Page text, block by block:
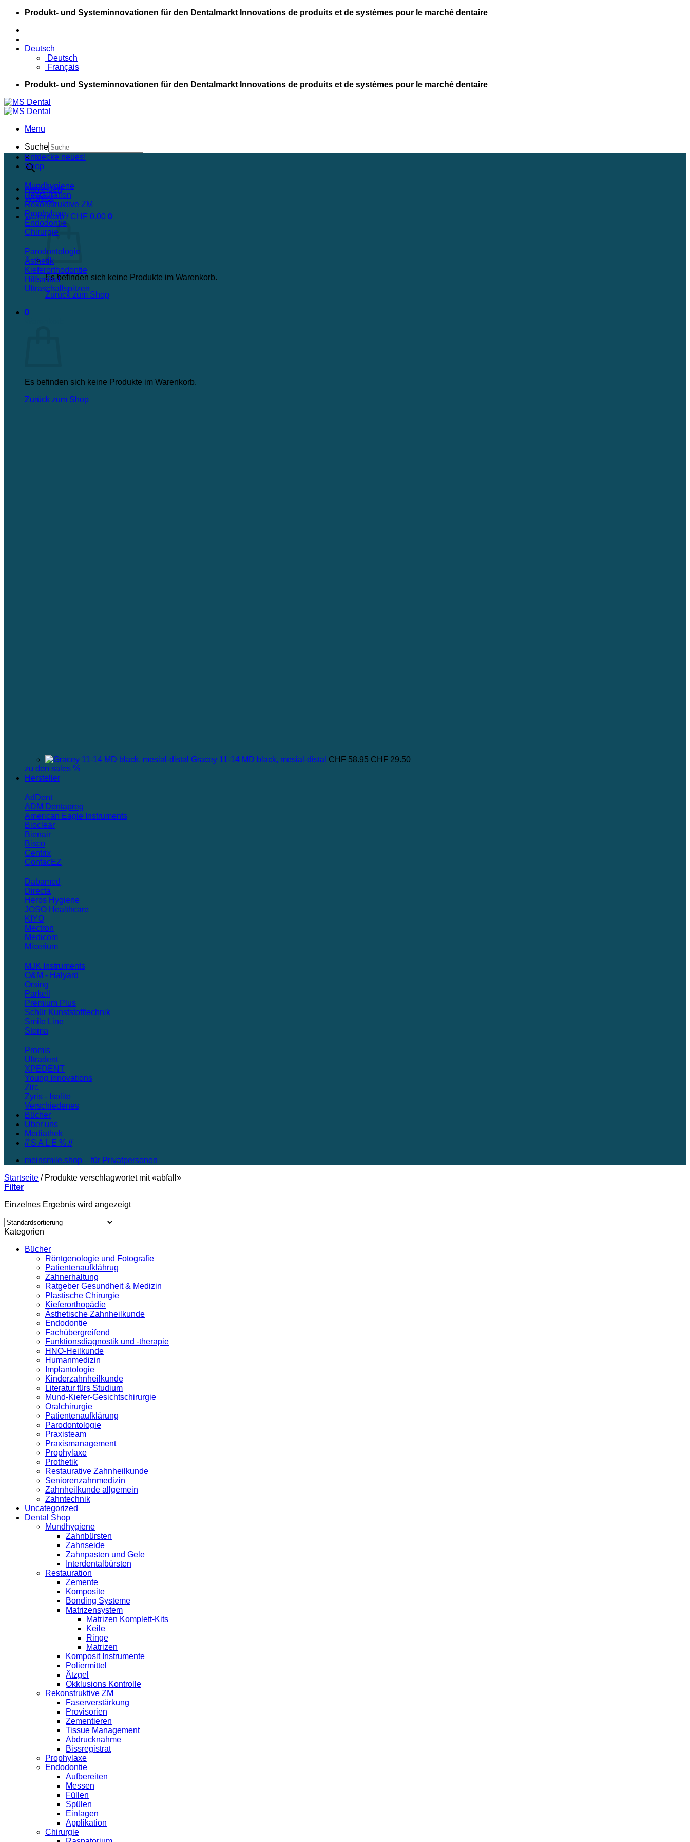
Skip
content
Produkt- und Systeminnovationen für den Dentalmarkt Innovations de produits et de systèmes pour le marché dentaire
Deutsch
Deutsch
Français
Produkt- und Systeminnovationen für den Dentalmarkt Innovations de produits et de systèmes pour le marché dentaire
Menu
Suche
×
Anmelden
Wishlist
Warenkorb / CHF 0.00 0
Es befinden sich keine Produkte im Warenkorb.
Zurück zum Shop
0
Es befinden sich keine Produkte im Warenkorb.
Zurück zum Shop
Entdecke neues!
Shop
Mundhygiene
Restauration
Rekonstruktive ZM
Prophylaxe
Endodontie
Chirurgie
Parodontologie
Ästhetik
Kieferorthodontie
Hilfsmittel
Ultraschallspitzen
Gracey 11-14 MD black, mesial-distal CHF58.95 Ursprünglicher
CHF 29.50Aktueller
zu den sales %
Hersteller
AdDent
ADM Dentapreg
American Eagle Instruments
Bioclear
Bienair
Bisco
Centrix
ContacEZ
Dabamed
Directa
Heros Hygiene
JOSO Healthcare
KIYO
Mectron
Medicom
Micerium
MJK Instruments
O&M - Halyard
Orsing
Parkell
Premium Plus
Schür Kunststofftechnik
Smile Line
Stoma
Promis
Ultradent
XPEDENT
Young Innovations
Zirc
Zyris - Isolite
Verschiedenes
Bücher
Über uns
Mediathek
// S A L E % //
meinsmile.shop – für Privatpersonen
Startseite /Produkte verschlagwortet mit «abfall»
Filter
Einzelnes Ergebnis wird angezeigt
Kategorien
Bücher
Röntgenologie und Fotografie
Patientenaufklährug
Zahnerhaltung
Ratgeber Gesundheit & Medizin
Plastische Chirurgie
Kieferorthopädie
Ästhetische Zahnheilkunde
Endodontie
Fachübergreifend
Funktionsdiagnostik und -therapie
HNO-Heilkunde
Humanmedizin
Implantologie
Kinderzahnheilkunde
Literatur fürs Studium
Mund-Kiefer-Gesichtschirurgie
Oralchirurgie
Patientenaufklärung
Parodontologie
Praxisteam
Praxismanagement
Prophylaxe
Prothetik
Restaurative Zahnheilkunde
Seniorenzahnmedizin
Zahnheilkunde allgemein
Zahntechnik
Uncategorized
Dental Shop
Mundhygiene
Zahnbürsten
Zahnseide
Zahnpasten und Gele
Interdentalbürsten
Restauration
Zemente
Komposite
Bonding Systeme
Matrizensystem
Matrizen Komplett-Kits
Keile
Ringe
Matrizen
Komposit Instrumente
Poliermittel
Ätzgel
Okklusions Kontrolle
Rekonstruktive ZM
Faserverstärkung
Provisorien
Zementieren
Tissue Management
Abdrucknahme
Bissregistrat
Prophylaxe
Endodontie
Aufbereiten
Messen
Füllen
Spülen
Einlagen
Applikation
Chirurgie